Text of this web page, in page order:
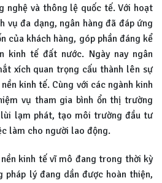
nghệ và thông lệ quốc tế. Với hoạt
vụ đa dạng, ngân hàng đã đáp ứng
của khách hàng, góp phần đáng kể
kinh tế đất nước. Ngày nay ngân
xích quan trọng cấu thành lên sự
kinh tế. Cùng với các ngành kinh
vụ tham gia bình ổn thị trường
lạm phát, tạo môi trường đầu tư
làm cho người lao động.
kinh tế vĩ mô đang trong thời kỳ
pháp lý đang dần được hoàn thiện,